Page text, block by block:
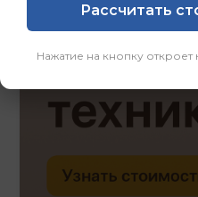
Рассчитать
Нажатие на кнопку откроет